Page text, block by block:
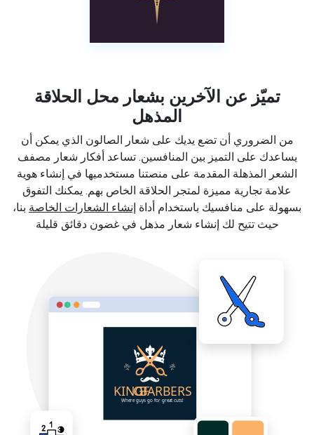
تميّز عن الآخرين بشعار محل الحلاقة
المذهل
من الضروري أن تضع يديك على شعار الصالون الذي يمكن أن
يساعدك على التميز بين المنافسين. تساعد أفكار شعار مصفف
الشعر المذهلة المقدمة على منصتنا مستخدميها في إنشاء هوية
علامة تجارية مميزة لمتجر الحلاقة الخاص بهم. يمكنك التفوق
بسهولة على منافسيك باستخدام أداة إنشاء الشعارات الخاصة بنا،
حيث تتيح لك إنشاء شعار مذهل في غضون دقائق قليلة